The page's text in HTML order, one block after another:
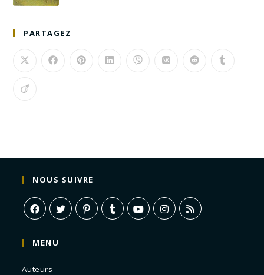
PARTAGEZ
NOUS SUIVRE
MENU
Auteurs